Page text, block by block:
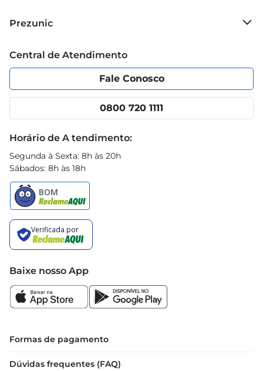
Grupo Cencosud
Política de Privacidade
Portal do fornecedor
Cencosud Media
Prezunic
Código de Ética
App Prezunic
Central de Atendimento
Fale Conosco
0800 720 1111
Horário de A tendimento:
Segunda à Sexta: 8h às 20h
Sábados: 8h às 18h
Baixe nosso App
Formas de pagamento
Dúvidas frequentes (FAQ)